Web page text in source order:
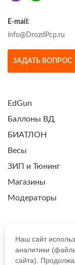
E-mail:
info@DrozdPcp.ru
ЗАДАТЬ ВОПРОС
EdGun
Баллоны ВД
БИАТЛОН
Весы
ЗИП и Тюнинг
Магазины
Модераторы
Наш сайт
аналитики
сайта).